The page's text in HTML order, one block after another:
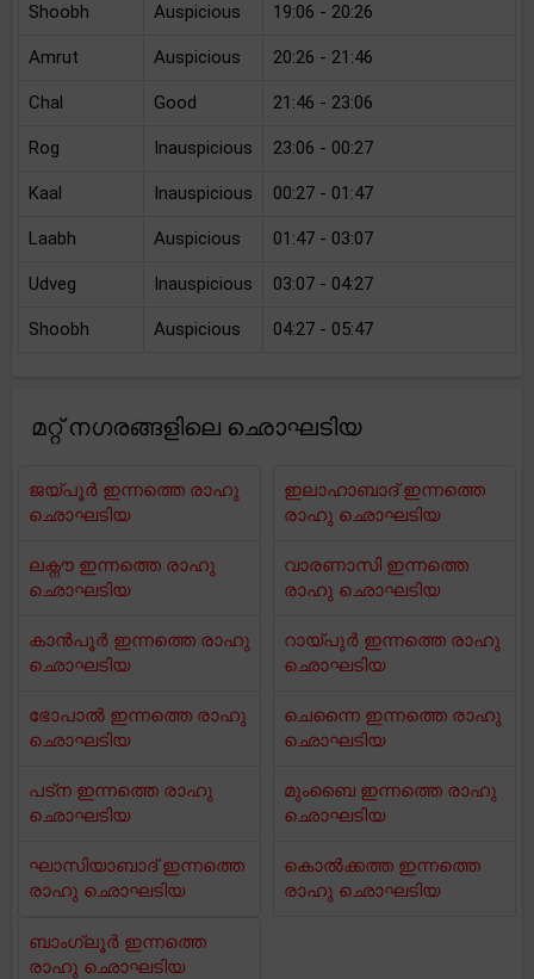
Shoobh Auspicious 19:06 - 20:26
Amrut Auspicious 20:26 - 21:46
Chal Good 21:46 - 23:06
Rog Inauspicious 23:06 - 00:27
Kaal Inauspicious 00:27 - 01:47
Laabh Auspicious 01:47 - 03:07
Udveg Inauspicious 03:07 - 04:27
Shoobh Auspicious 04:27 - 05:47
മറ്റ് നഗരങ്ങളിലെ ഛൊഘടിയ
ജയ്പൂർ ഇന്നത്തെ രാഹു
ഛൊഘടിയ
ലക്നൗ ഇന്നത്തെ രാഹു
ഛൊഘടിയ
കാൻപൂർ ഇന്നത്തെ രാഹു
ഛൊഘടിയ
ഭോപാൽ ഇന്നത്തെ രാഹു
ഛൊഘടിയ
പട്ന ഇന്നത്തെ രാഹു
ഛൊഘടിയ
ഘാസിയാബാദ് ഇന്നത്തെ
രാഹു ഛൊഘടിയ
ഇലാഹാബാദ് ഇന്നത്തെ
രാഹു ഛൊഘടിയ
വാരണാസി ഇന്നത്തെ
രാഹു ഛൊഘടിയ
റായ്പുർ ഇന്നത്തെ രാഹു
ഛൊഘടിയ
ചെന്നൈ ഇന്നത്തെ രാഹു
ഛൊഘടിയ
മുംബൈ ഇന്നത്തെ രാഹു
ഛൊഘടിയ
കൊൽക്കത്ത ഇന്നത്തെ
രാഹു ഛൊഘടിയ
ബാംഗ്ലൂർ ഇന്നത്തെ
രാഹു ഛൊഘടിയ